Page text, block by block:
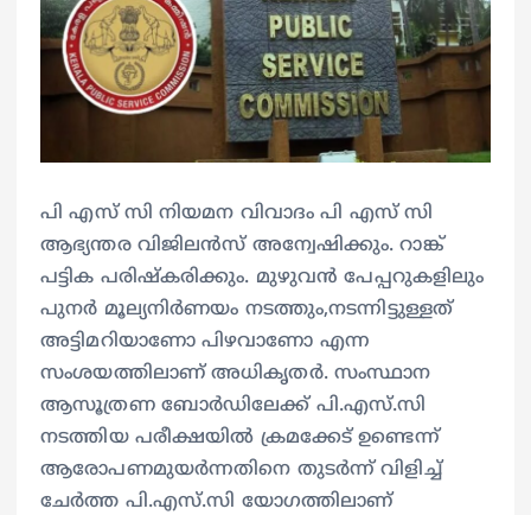
പി എസ് സി നിയമന വിവാദം പി എസ് സി
ആഭ്യന്തര വിജിലൻസ് അന്വേഷിക്കും. റാങ്ക്
പട്ടിക പരിഷ്കരിക്കും. മുഴുവൻ പേപ്പറുകളിലും
പുനർ മൂല്യനിർണയം നടത്തും,നടന്നിട്ടുള്ളത്
അട്ടിമറിയാണോ പിഴവാണോ എന്ന
സംശയത്തിലാണ് അധികൃതർ. സംസ്ഥാന
ആസൂത്രണ ബോർഡിലേക്ക് പി.എസ്.സി
നടത്തിയ പരീക്ഷയിൽ ക്രമക്കേട് ഉണ്ടെന്ന്
ആരോപണമുയർന്നതിനെ തുടർന്ന് വിളിച്ച്
ചേർത്ത പി.എസ്.സി യോഗത്തിലാണ്